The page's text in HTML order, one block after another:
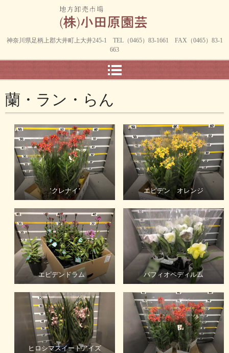
神奈川県足柄上郡大井町上大井245-1 TEL（0465）83-1661 FAX（0465）83-1
663
蘭・ラン・らん
’クレナイ’ エピデン オレンジ
エピデンドラム パフィオペディルム
ヒロシマスイートアイズ